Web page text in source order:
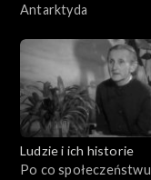
Antarktyda
Ludzie i ich historie
Po co społeczeństwu